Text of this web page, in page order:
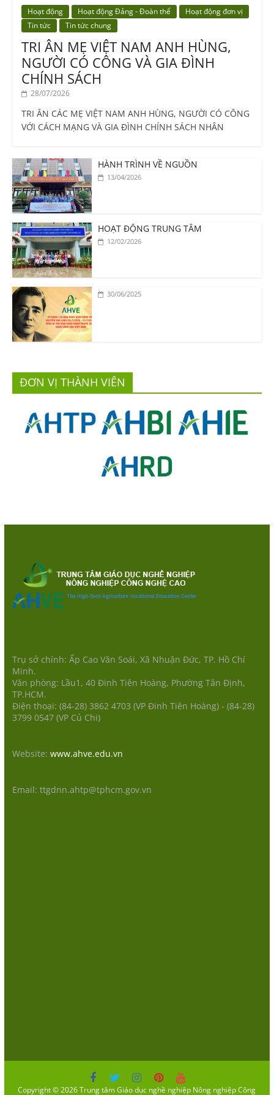
Hoạt động Hoạt động Đảng - Đoàn thể
Hoạt động đơn vị
Tin tức
Tin tức chung
TRI ÂN MẸ VIỆT NAM ANH HÙNG,
NGƯỜI CÓ CÔNG VÀ GIA ĐÌNH
CHÍNH SÁCH
28/07/2026
TRI ÂN CÁC MẸ VIỆT NAM ANH HÙNG, NGƯỜI CÓ CÔNG
VỚI CÁCH MẠNG VÀ GIA ĐÌNH CHÍNH SÁCH NHÂN
HÀNH TRÌNH VỀ NGUỒN
13/04/2026
HOẠT ĐỘNG TRUNG TÂM
12/02/2026
30/06/2025
ĐƠN VỊ THÀNH VIÊN
Trụ sở chính: Ấp Cao Văn Soái, Xã Nhuận Đức, TP. Hồ Chí
Minh.
Văn phòng: Lầu1, 40 Đinh Tiên Hoàng, Phường Tân Định,
TP.HCM.
Điện thoại: (84-28) 3862 4703 (VP Đinh Tiên Hoàng) - (84-28)
3799 0547 (VP Củ Chi)
Website: www.ahve.edu.vn
Email: ttgdnn.ahtp@tphcm.gov.vn
Copyright © 2026Trung tâm Giáo dục nghề nghiệp Nông nghiệp Công